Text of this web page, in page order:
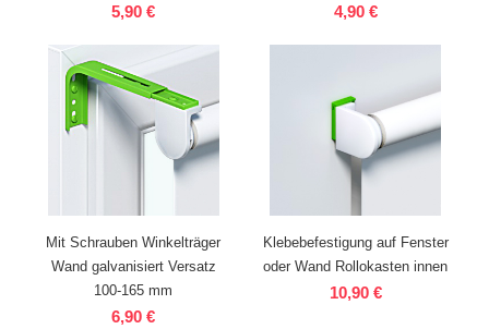
5,90 € 4,90 €
Mit Schrauben Winkelträger
Wand galvanisiert Versatz
100-165 mm
6,90 €
Klebebefestigung auf Fenster
oder Wand Rollokasten innen
10,90 €